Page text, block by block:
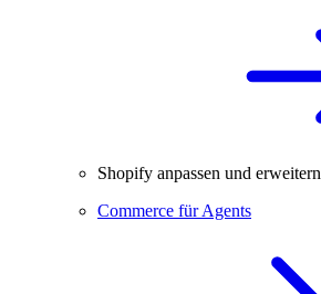
Shopify anpassen und erweitern
Commerce für Agents